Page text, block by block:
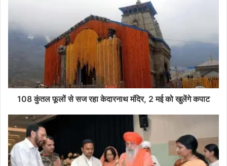
108 कुंतल फूलों से सज रहा केदारनाथ मंदिर, 2 मई को खुलेंगे कपाट